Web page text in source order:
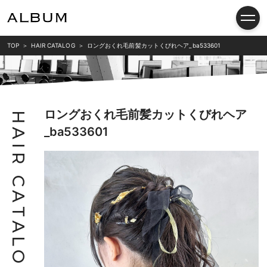
TOP HAIR CATALOG ロングおくれ毛前髪カットくびれヘア_ba533601
H
A
I
R
C
A
T
A
L
O
ロングおくれ毛前髪カットくびれヘア
_ba533601